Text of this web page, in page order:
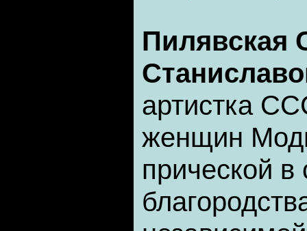
Пилявская
артистка
женщин
прической в